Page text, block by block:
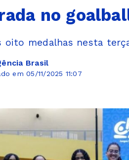
no
oito medalhas nesta
Brasil
em 05/11/2025 11:07